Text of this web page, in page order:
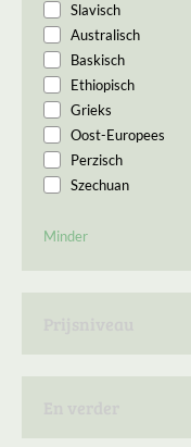
Minder
Slavisch
Australisch
Baskisch
Ethiopisch
Grieks
Oost-Europees
Perzisch
Szechuan